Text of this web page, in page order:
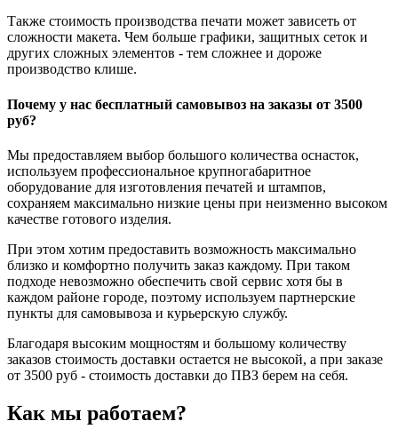
Также стоимость производства печати может зависеть от
сложности макета. Чем больше графики, защитных сеток и
других сложных элементов - тем сложнее и дороже
производство клише.
Почему у нас бесплатный самовывоз на заказы от 3500
руб?
Мы предоставляем выбор большого количества оснасток,
используем профессиональное крупногабаритное
оборудование для изготовления печатей и штампов,
сохраняем максимально низкие цены при неизменно высоком
качестве готового изделия.
При этом хотим предоставить возможность максимально
близко и комфортно получить заказ каждому. При таком
подходе невозможно обеспечить свой сервис хотя бы в
каждом районе городе, поэтому используем партнерские
пункты для самовывоза и курьерскую службу.
Благодаря высоким мощностям и большому количеству
заказов стоимость доставки остается не высокой, а при заказе
от 3500 руб - стоимость доставки до ПВЗ берем на себя.
Как мы работаем?